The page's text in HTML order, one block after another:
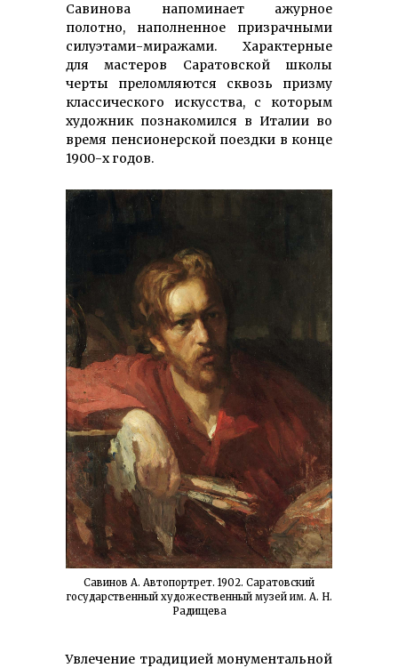
Савинова напоминает ажурное
полотно, наполненное призрачными
силуэтами-миражами. Характерные
для мастеров Саратовской школы
черты преломляются сквозь призму
классического искусства, с которым
художник познакомился в Италии во
время пенсионерской поездки в конце
1900-х годов.
Савинов А. Автопортрет. 1902. Саратовский
государственный художественный музей им. А. Н.
Радищева
Увлечение традицией монументальной